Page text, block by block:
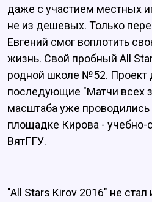
даже с участием местных
не из дешевых. Только
Евгений смог воплотить
жизнь. Свой пробный All
родной школе №52. Проект
последующие "Матчи всех
масштаба уже
площадке Кирова - учебно-
ВятГГУ.
"All Stars Kirov 2016" не